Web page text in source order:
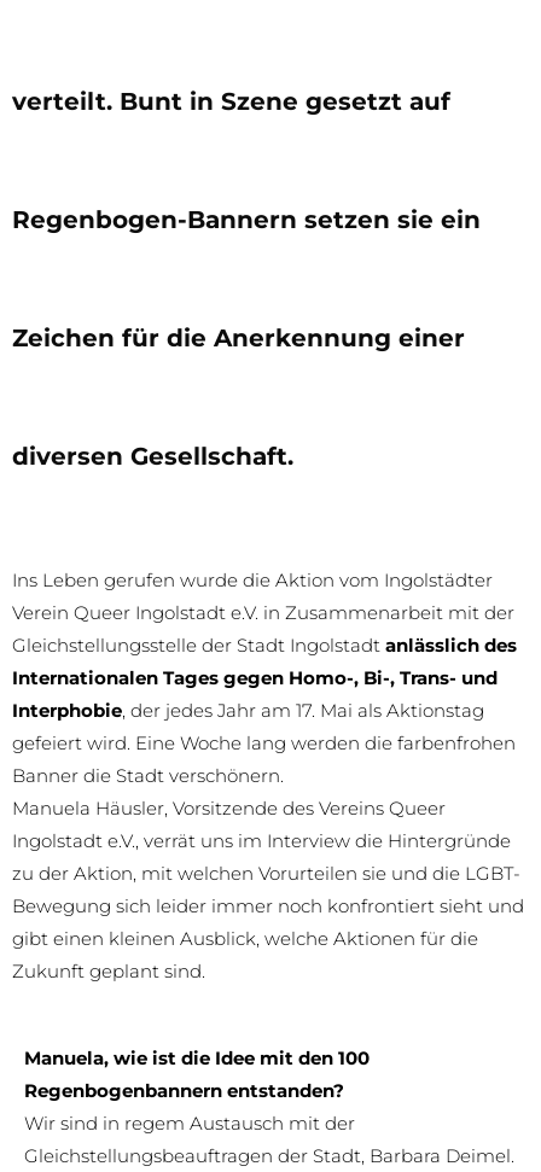
verteilt. Bunt in Szene gesetzt auf
Regenbogen-Bannern setzen sie ein
Zeichen für die Anerkennung einer
diversen Gesellschaft.
Ins Leben gerufen wurde die Aktion vom Ingolstädter
Verein Queer Ingolstadt e.V. in Zusammenarbeit mit der
Gleichstellungsstelle der Stadt Ingolstadt anlässlich des
Internationalen Tages gegen Homo-, Bi-, Trans- und
Interphobie, der jedes Jahr am 17. Mai als Aktionstag
gefeiert wird. Eine Woche lang werden die farbenfrohen
Banner die Stadt verschönern.
Manuela Häusler, Vorsitzende des Vereins Queer
Ingolstadt e.V., verrät uns im Interview die Hintergründe
zu der Aktion, mit welchen Vorurteilen sie und die LGBT-
Bewegung sich leider immer noch konfrontiert sieht und
gibt einen kleinen Ausblick, welche Aktionen für die
Zukunft geplant sind.
Manuela, wie ist die Idee mit den 100
Regenbogenbannern entstanden?
Wir sind in regem Austausch mit der
Gleichstellungsbeauftragen der Stadt, Barbara Deimel.